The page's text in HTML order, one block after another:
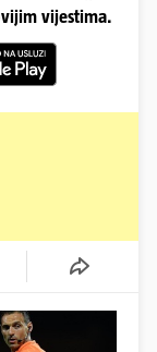
vijestima.